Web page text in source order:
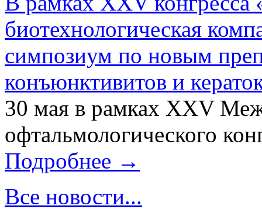
биотехнологическая
симпозиум по новым
конъюнктивитов и
30 мая в рамках XXV
офтальмологического
Подробнее →
Все новости...